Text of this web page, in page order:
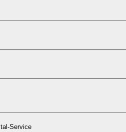
Service